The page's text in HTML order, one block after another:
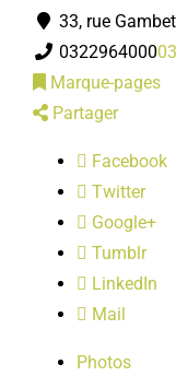
SERVICES
PRATIQUE
LOISIRS
PUBLICATIONS
33, rue
0322964000
Marque-pages
Partager
Facebook
Twitter
Google+
Tumblr
LinkedIn
Mail
Photos